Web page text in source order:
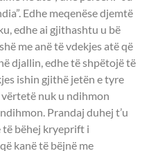
Edhe meqenëse djemtë
edhe ai gjithashtu u bë
me anë të vdekjes atë që
djallin, edhe të shpëtojë të
ishin gjithë jetën e tyre
vërtetë nuk u ndihmon
Prandaj duhej t’u
të bëhej kryeprift i
kanë të bëjnë me